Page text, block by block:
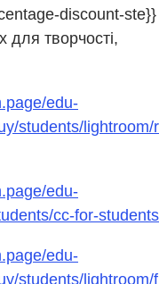
discount-ste}}
для творчості,
edu-
students/lightroom/r
edu-
cc-for-students
edu-
students/lightroom/f